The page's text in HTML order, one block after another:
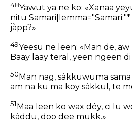
48Yawut ya ne ko: «Xanaa
nitu
jàpp?»
49Yeesu ne leen: «Man de,
Baay laay teral, yeen ngeen
50 Man nag, sàkkuwuma
am na ku ma koy sàkkul, te
51 Maa leen ko wax déy, ci lu
kàddu, doo dee mukk.»